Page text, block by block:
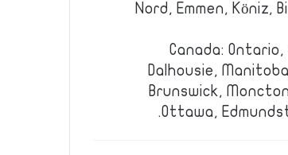
Nord, Emmen, Köniz,
Canada:
Dalhousie,
Brunswick,
Ottawa,